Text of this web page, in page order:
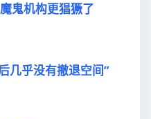
鬼机构更猖獗了
几乎没有撤退空间”